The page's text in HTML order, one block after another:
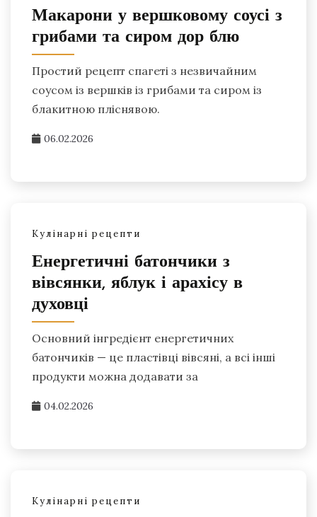
Макарони у вершковому соусі з
грибами та сиром дор блю
Простий рецепт спагеті з незвичайним
соусом із вершків із грибами та сиром із
блакитною пліснявою.
06.02.2026
Кулінарні рецепти
Енергетичні батончики з
вівсянки, яблук і арахісу в
духовці
Основний інгредієнт енергетичних
батончиків — це пластівці вівсяні, а всі інші
продукти можна додавати за
04.02.2026
Кулінарні рецепти